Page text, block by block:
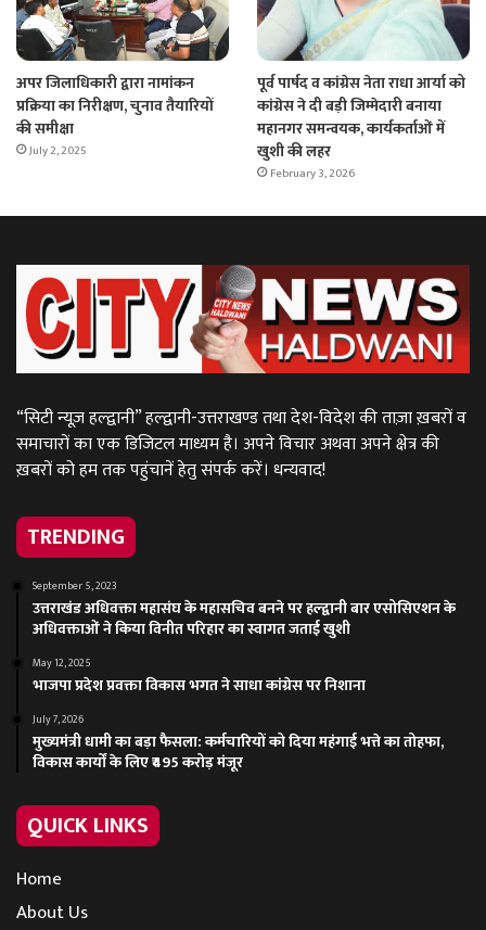
अपर जिलाधिकारी द्वारा नामांकन
प्रक्रिया का निरीक्षण, चुनाव तैयारियों
की समीक्षा
July 2, 2025
पूर्व पार्षद व कांग्रेस नेता राधा आर्या को
कांग्रेस ने दी बड़ी जिम्मेदारी बनाया
महानगर समन्वयक, कार्यकर्ताओं में
खुशी की लहर
February 3, 2026
“सिटी न्यूज़ हल्द्वानी” हल्द्वानी-उत्तराखण्ड तथा देश-विदेश की ताज़ा ख़बरों व
समाचारों का एक डिजिटल माध्यम है। अपने विचार अथवा अपने क्षेत्र की
ख़बरों को हम तक पहुंचानें हेतु संपर्क करें। धन्यवाद!
TRENDING
September 5, 2023
उत्तराखंड अधिवक्ता महासंघ के महासचिव बनने पर हल्द्वानी बार एसोसिएशन के
अधिवक्ताओं ने किया विनीत परिहार का स्वागत जताई खुशी
May 12, 2025
भाजपा प्रदेश प्रवक्ता विकास भगत ने साधा कांग्रेस पर निशाना
July 7, 2026
मुख्यमंत्री धामी का बड़ा फैसला: कर्मचारियों को दिया महंगाई भत्ते का तोहफा,
विकास कार्यों के लिए ₹495 करोड़ मंजूर
QUICK LINKS
Home
About Us